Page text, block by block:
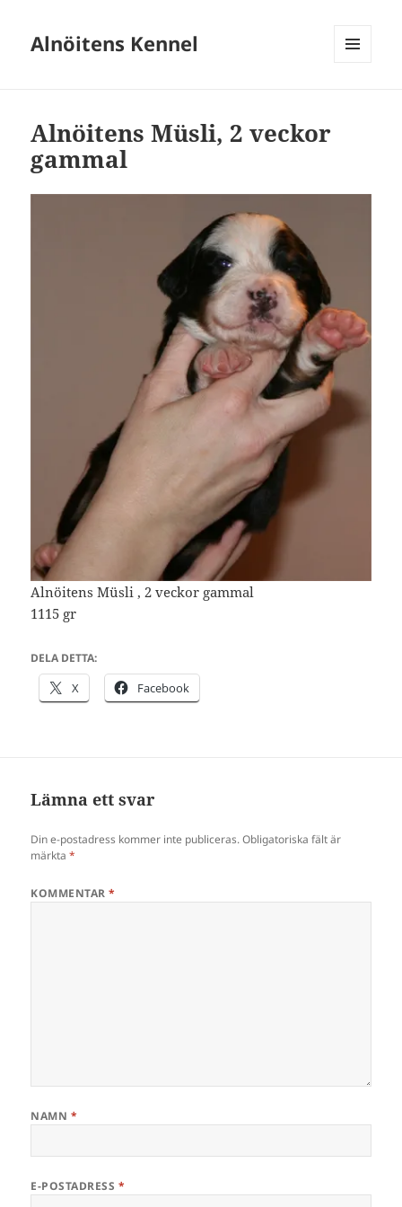
Alnöitens Kennel
Alnöitens Müsli, 2 veckor
gammal
Alnöitens Müsli , 2 veckor gammal
1115 gr
DELA DETTA:
X Facebook
Lämna ett svar
Din e-postadress kommer inte publiceras. Obligatoriska fält är
märkta*
KOMMENTAR*
NAMN *
E-POSTADRESS *